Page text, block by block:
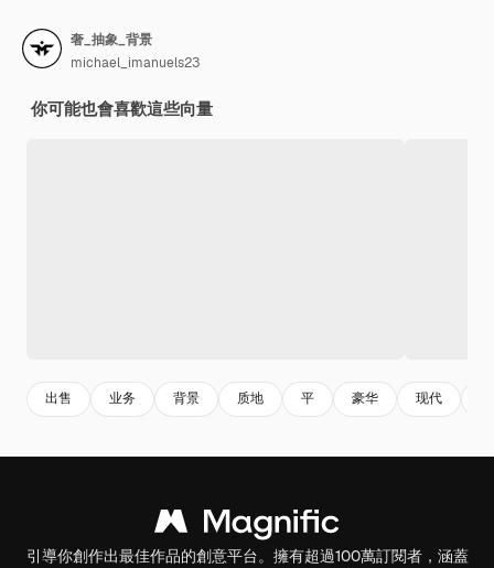
奢_抽象_背景
michael_imanuels23
你可能也會喜歡這些向量
出售 业务 背景 质地 平 豪华 现代
引導你創作出最佳作品的創意平台。擁有超過100萬訂閱者，涵蓋